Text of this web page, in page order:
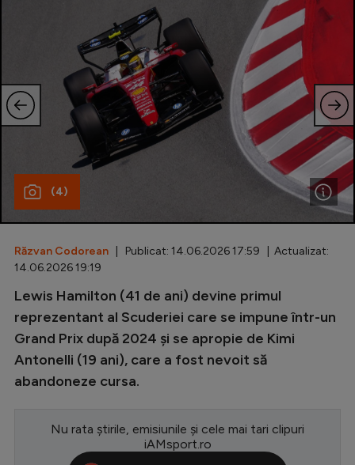
Liga 2
Cupa României
Echipa Națională
U21
Fotbal feminin
Special
Inedit
Clasamente
Champions League
Europa League
CM 2026
Premier League
(4)
Răzvan Codorean | Publicat: 14.06.2026 17:59 | Actualizat:
14.06.2026 19:19
Lewis Hamilton (41 de ani) devine primul
reprezentant al Scuderiei care se impune într-un
Grand Prix după 2024 și se apropie de Kimi
Antonelli (19 ani), care a fost nevoit să
abandoneze cursa.
Nu rata știrile, emisiunile și cele mai tari clipuri
iAMsport.ro